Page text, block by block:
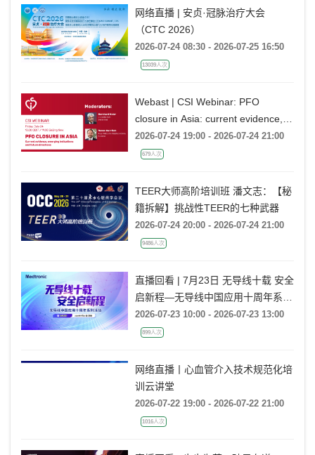
网络直播 | 安贞·冠脉治疗大会
（CTC 2026）
2026-07-24 08:30 - 2026-07-25 16:50
Webast | CSI Webinar: PFO
closure in Asia: current evidence,
emerging indications and future
2026-07-24 19:00 - 2026-07-24 21:00
TEER大师高阶培训班 潘文志：【秘
籍拆解】挑战性TEER的七种武器
2026-07-24 20:00 - 2026-07-24 21:00
直播回看 | 7月23日 无导线十载 安全
启新程—无导线中国应用十周年系列
活动
2026-07-23 10:00 - 2026-07-23 13:00
网络直播丨心血管介入技术规范化培
训云讲堂
2026-07-22 19:00 - 2026-07-22 21:00